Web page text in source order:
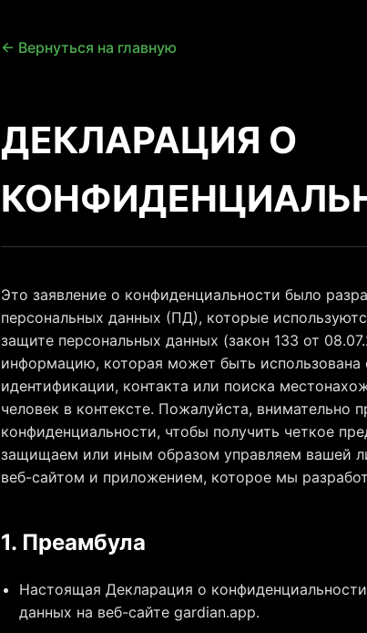
← Вернуться на главную
ДЕКЛАРАЦИЯ О
Это заявление о конфиденциальности было
персональных данных (ПД), которые
защите персональных данных (закон 133 от
информацию, которая может быть
идентификации, контакта или поиска
человек в контексте. Пожалуйста, внимательно
конфиденциальности, чтобы получить четкое
защищаем или иным образом управляем вашей
веб-сайтом и приложением, которое мы
1. Преамбула
Настоящая Декларация о
данных на веб-сайте gardian.app.